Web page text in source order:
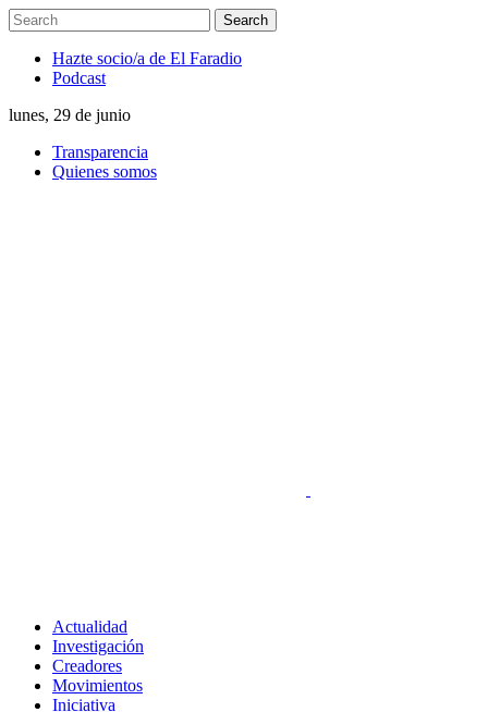
Hazte socio/a de El Faradio
Podcast
lunes, 29 de junio
Transparencia
Quienes somos
Actualidad
Investigación
Creadores
Movimientos
Iniciativa